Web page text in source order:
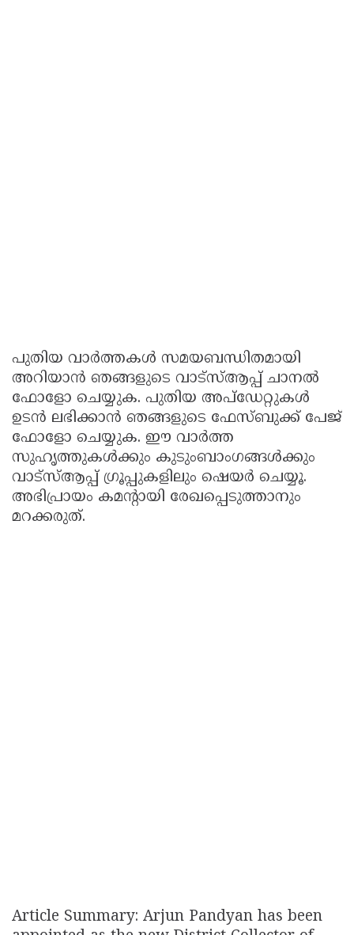
പുതിയ വാർത്തകൾ സമയബന്ധിതമായി
അറിയാൻ ഞങ്ങളുടെ വാട്സ്ആപ്പ് ചാനൽ
ഫോളോ ചെയ്യുക. പുതിയ അപ്‌ഡേറ്റുകൾ
ഉടൻ ലഭിക്കാൻ ഞങ്ങളുടെ ഫേസ്ബുക്ക് പേജ്
ഫോളോ ചെയ്യുക. ഈ വാർത്ത
സുഹൃത്തുകൾക്കും കുടുംബാംഗങ്ങൾക്കും
വാട്സ്ആപ്പ് ഗ്രൂപ്പുകളിലും ഷെയർ ചെയ്യൂ.
അഭിപ്രായം കമന്റായി രേഖപ്പെടുത്താനും
മറക്കരുത്.
Article Summary: Arjun Pandyan has been